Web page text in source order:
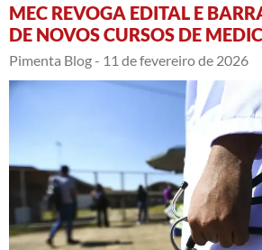
MEC REVOGA EDITAL E
DE NOVOS CURSOS DE
Pimenta Blog - 11 de fevereiro de 2026